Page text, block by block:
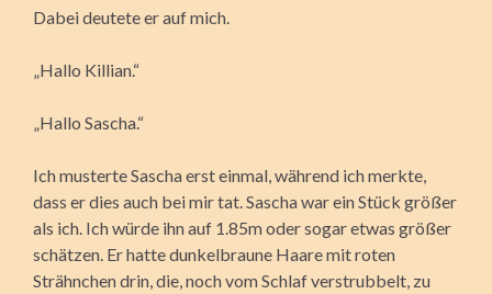
Dabei deutete er auf mich.
„Hallo Killian.“
„Hallo Sascha.“
Ich musterte Sascha erst einmal, während ich merkte,
dass er dies auch bei mir tat. Sascha war ein Stück größer
als ich. Ich würde ihn auf 1.85m oder sogar etwas größer
schätzen. Er hatte dunkelbraune Haare mit roten
Strähnchen drin, die, noch vom Schlaf verstrubbelt, zu